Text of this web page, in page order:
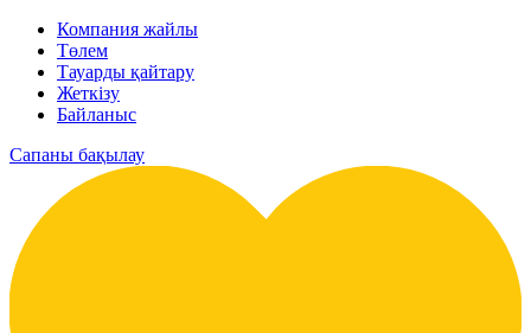
Компания жайлы
Төлем
Тауарды қайтару
Жеткізу
Байланыс
Сапаны бақылау